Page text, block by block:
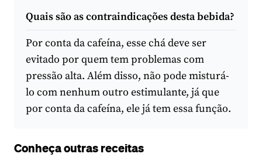
Quais são as contraindicações desta bebida?
Por conta da cafeína, esse chá deve ser
evitado por quem tem problemas com
pressão alta. Além disso, não pode misturá-
lo com nenhum outro estimulante, já que
por conta da cafeína, ele já tem essa função.
Conheça outras receitas